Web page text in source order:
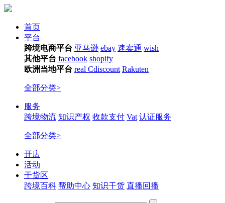
首页
平台
跨境电商平台 亚马逊 ebay 速卖通 wish
其他平台 facebook shopify
欧洲当地平台 real Cdiscount Rakuten
全部分类>
服务
跨境物流 知识产权 收款支付 Vat 认证服务
全部分类>
开店
活动
干货区
跨境百科 帮助中心 知识干货 直播回播